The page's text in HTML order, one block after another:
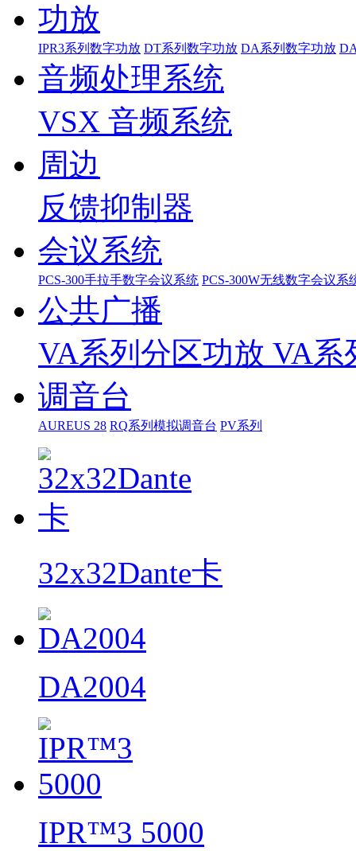
功放
IPR3系列数字功放 DT系列数字功放 DA系列数字功放
音频处理系统
VSX 音频系统
周边
反馈抑制器
会议系统
PCS-300手拉手数字会议系统 PCS-300W无线数字会议系
公共广播
VA系列分区功放 VA系
调音台
AUREUS 28 RQ系列模拟调音台 PV系列
32x32Dante卡
DA2004
IPR™3 5000